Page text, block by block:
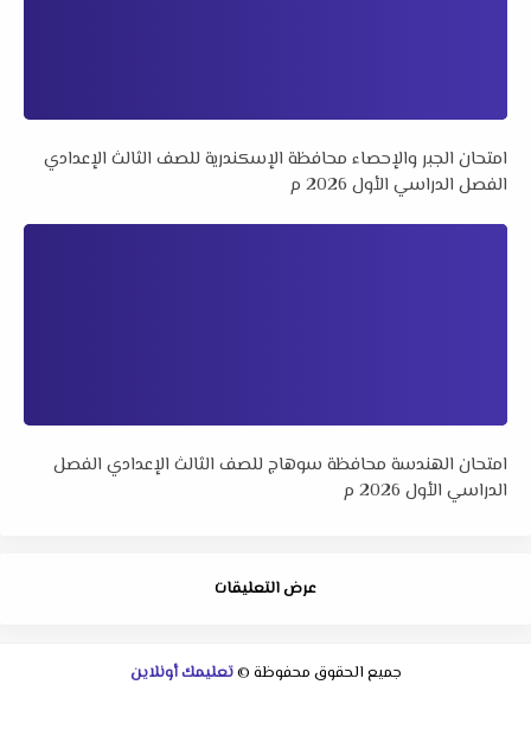
امتحان الجبر والإحصاء محافظة الإسكندرية للصف الثالث الإعدادي
الفصل الدراسي الأول 2026 م
امتحان الهندسة محافظة سوهاج للصف الثالث الإعدادي الفصل
الدراسي الأول 2026 م
عرض التعليقات
جميع الحقوق محفوظة ©تعليمك أونلاين